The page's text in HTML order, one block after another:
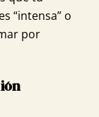
“intensa” o
por